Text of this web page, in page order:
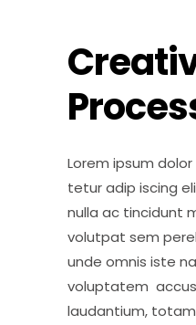
Lorem ipsum
tetur adip iscing
nulla ac tincidunt
volutpat sem
unde omnis iste
voluptatem
laudantium,